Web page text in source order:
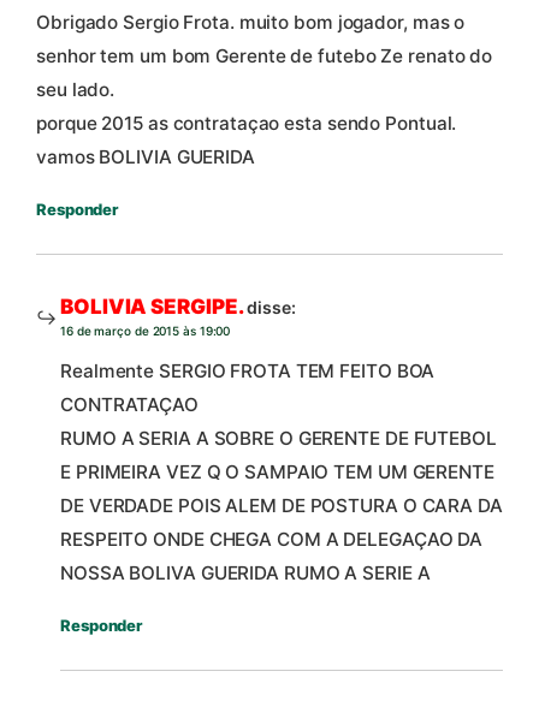
Obrigado Sergio Frota. muito bom jogador, mas o
senhor tem um bom Gerente de futebo Ze renato do
seu lado.
porque 2015 as contrataçao esta sendo Pontual.
vamos BOLIVIA GUERIDA
Responder
BOLIVIA SERGIPE.disse:
16 de março de 2015 às 19:00
Realmente SERGIO FROTA TEM FEITO BOA
CONTRATAÇAO
RUMO A SERIA A SOBRE O GERENTE DE FUTEBOL
E PRIMEIRA VEZ Q O SAMPAIO TEM UM GERENTE
DE VERDADE POIS ALEM DE POSTURA O CARA DA
RESPEITO ONDE CHEGA COM A DELEGAÇAO DA
NOSSA BOLIVA GUERIDA RUMO A SERIE A
Responder